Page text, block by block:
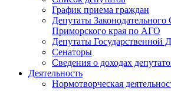
График приема граждан
Депутаты Законодательного
Приморского края по АГО
Депутаты
Сенаторы
Сведения о доходах
Деятельность
Нормотворческая